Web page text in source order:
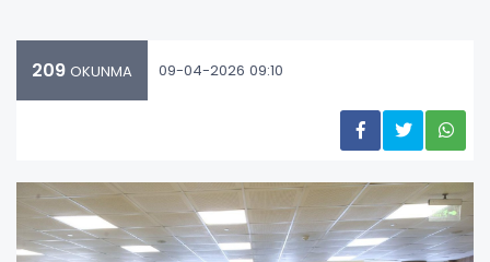
209 OKUNMA 09-04-2026 09:10